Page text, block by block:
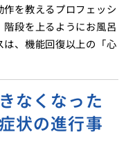
を教えるプロフェッシ
段を上るようにお風呂
、機能回復以上の「心
なくなった
状の進行事